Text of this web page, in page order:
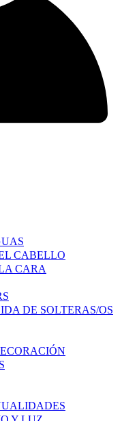
CABELLO
CARA
DE SOLTERAS/OS